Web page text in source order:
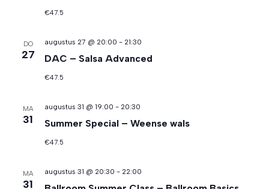
€47.5
DO
27 DAC – Salsa Advanced
augustus 27 @ 20:00 - 21:30
€47.5
MA
31 Summer Special – Weense wals
augustus 31 @ 19:00 - 20:30
€47.5
MA
31
augustus 31 @ 20:30 - 22:00